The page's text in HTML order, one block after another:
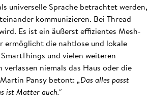
universelle Sprache betrachtet werden,
kommunizieren. Bei Thread
Es ist ein äußerst effizientes Mesh-
ermöglicht die nahtlose und lokale
und vielen weiteren
niemals das Haus oder die
Pansy betont: „Das alles passt
ist Matter auch.“